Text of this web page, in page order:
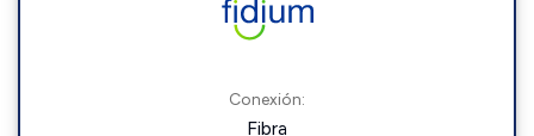
Conexión:
Fibra